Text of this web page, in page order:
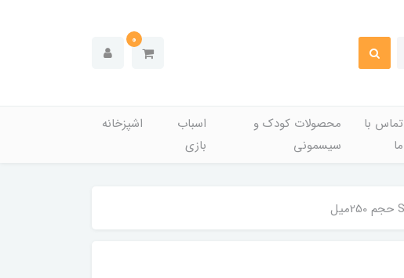
0
تماس با
ما
محصولات کودک و
سیسمونی
اسباب
بازی
اشپزخانه